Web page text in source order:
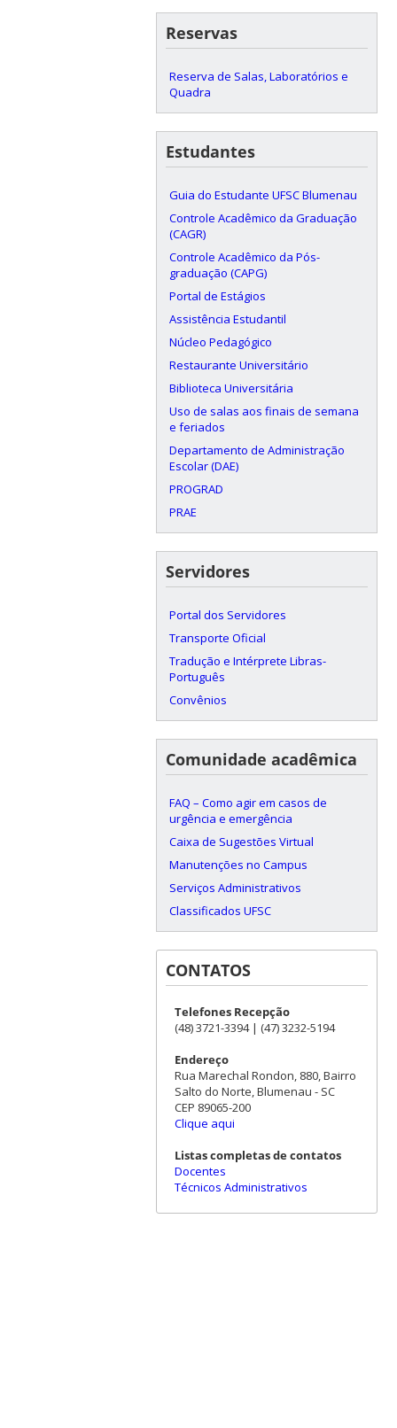
Reservas
Reserva de Salas, Laboratórios e
Quadra
Estudantes
Guia do Estudante UFSC Blumenau
Controle Acadêmico da Graduação
(CAGR)
Controle Acadêmico da Pós-
graduação (CAPG)
Portal de Estágios
Assistência Estudantil
Núcleo Pedagógico
Restaurante Universitário
Biblioteca Universitária
Uso de salas aos finais de semana
e feriados
Departamento de Administração
Escolar (DAE)
PROGRAD
PRAE
Servidores
Portal dos Servidores
Transporte Oficial
Tradução e Intérprete Libras-
Português
Convênios
Comunidade acadêmica
FAQ – Como agir em casos de
urgência e emergência
Caixa de Sugestões Virtual
Manutenções no Campus
Serviços Administrativos
Classificados UFSC
CONTATOS
Telefones Recepção
(48) 3721-3394 | (47) 3232-5194
Endereço
Rua Marechal Rondon, 880, Bairro
Salto do Norte, Blumenau - SC
CEP 89065-200
Clique aqui
Listas completas de contatos
Docentes
Técnicos Administrativos